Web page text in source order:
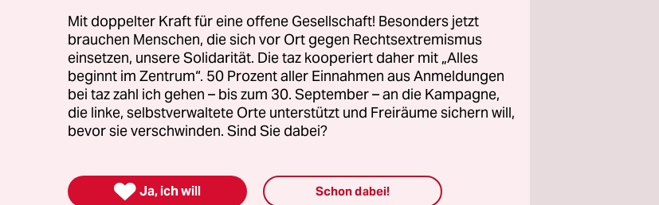
„Es wird ja gar nicht
richtig gestritten über
die richtigen Wege zu
Klimaschutz,
Armutsbekämpfung
und Artenvielfalt“,
Edenhofer
Mit doppelter Kraft für eine offene Gesellschaft! Besonders jetzt
brauchen Menschen, die sich vor Ort gegen Rechtsextremismus
einsetzen, unsere Solidarität. Die taz kooperiert daher mit „Alles
beginnt im Zentrum“. 50 Prozent aller Einnahmen aus Anmeldungen
bei taz zahl ich gehen – bis zum 30. September – an die Kampagne,
die linke, selbstverwaltete Orte unterstützt und Freiräume sichern will,
bevor sie verschwinden. Sind Sie dabei?
 Ja, ich will Schon dabei!